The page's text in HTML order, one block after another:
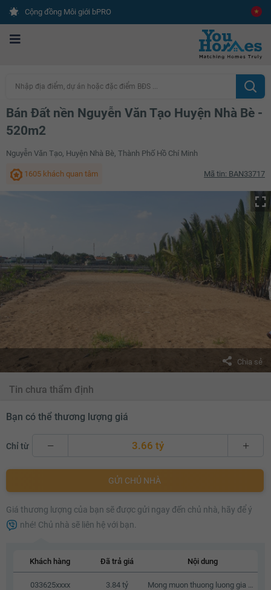
Cộng đồng Môi giới bPRO
Nhập địa điểm, dự án hoặc đặc điểm BĐS ...
Bán Đất nền Nguyễn Văn Tạo Huyện Nhà Bè -
520m2
Nguyễn Văn Tạo, Huyện Nhà Bè, Thành Phố Hồ Chí Minh
1605 khách quan tâm Mã tin: BAN33717
Chia sẻ
Tin chưa thẩm định
Bạn có thể thương lượng giá
Chỉ từ 3.66 tỷ
3.7 tỷ
3.76 tỷ
GỬI CHỦ NHÀ
Giá thương lượng của bạn sẽ được gửi ngay đến chủ nhà, hãy để ý
nhé! Chủ nhà sẽ liên hệ với bạn.
Khách hàng Đã trả giá Nội dung
033625xxxx 3.84 tỷ